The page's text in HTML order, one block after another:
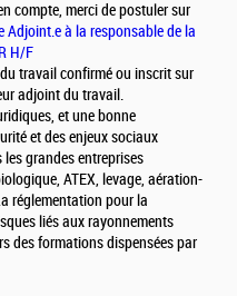
compte, merci de postuler sur
Adjoint.e à la responsable de la
H/F
travail confirmé ou inscrit sur
adjoint du travail.
et une bonne
et des enjeux sociaux
grandes entreprises
ATEX, levage, aération-
réglementation pour la
liés aux rayonnements
des formations dispensées par